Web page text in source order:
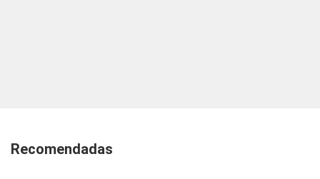
Recomendadas